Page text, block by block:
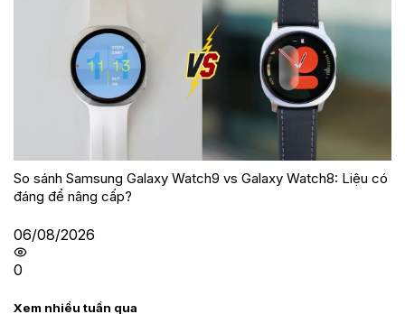
So sánh Samsung Galaxy Watch9 vs Galaxy Watch8: Liệu có
đáng để nâng cấp?
06/08/2026
0
Xem nhiều tuần qua